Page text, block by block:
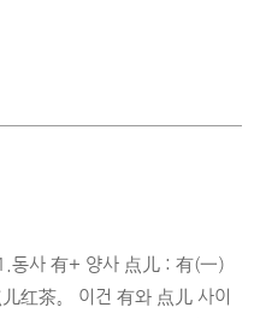
동사 有+ 양사 点儿 : 有(一）
红茶。 이건 有와 点儿 사이